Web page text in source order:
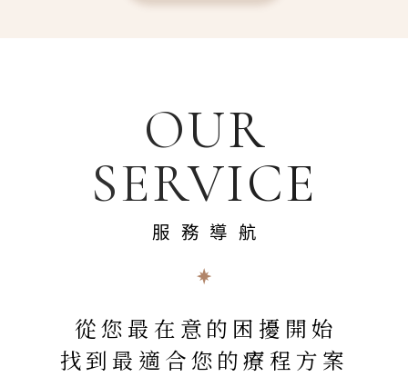
OUR
SERVICE
服務導航
從您最在意的困擾開始
找到最適合您的療程方案